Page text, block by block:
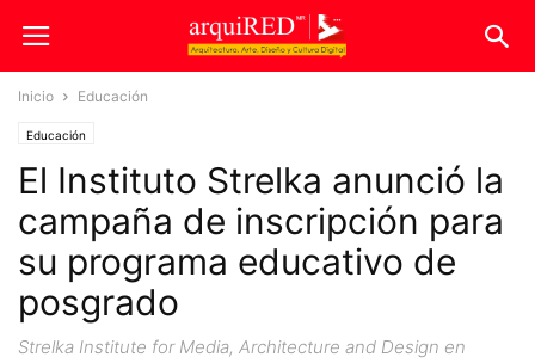
Inicio Educación
Educación
El Instituto Strelka anunció la
campaña de inscripción para
su programa educativo de
posgrado
Strelka Institute for Media, Architecture and Design en